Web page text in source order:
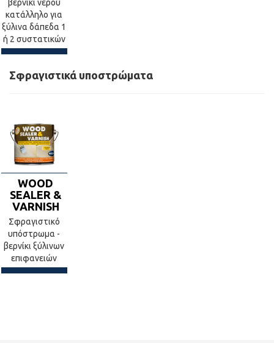
βερνίκι νερού
κατάλληλο για
ξύλινα δάπεδα 1
ή 2 συστατικών
Σφραγιστικά υποστρώματα
WOOD
SEALER &
VARNISH
Σφραγιστικό
υπόστρωμα -
βερνίκι ξύλινων
επιφανειών